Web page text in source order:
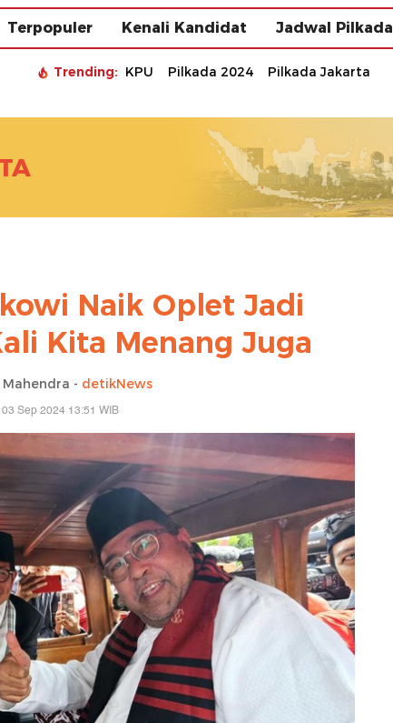
Terpopuler Kenali Kandidat Jadwal Pilkada
Trending: KPU Pilkada 2024 Pilkada Jakarta
Naik Oplet Jadi
Kita Menang Juga
Mahendra - detikNews
Sep 2024 13:51 WIB